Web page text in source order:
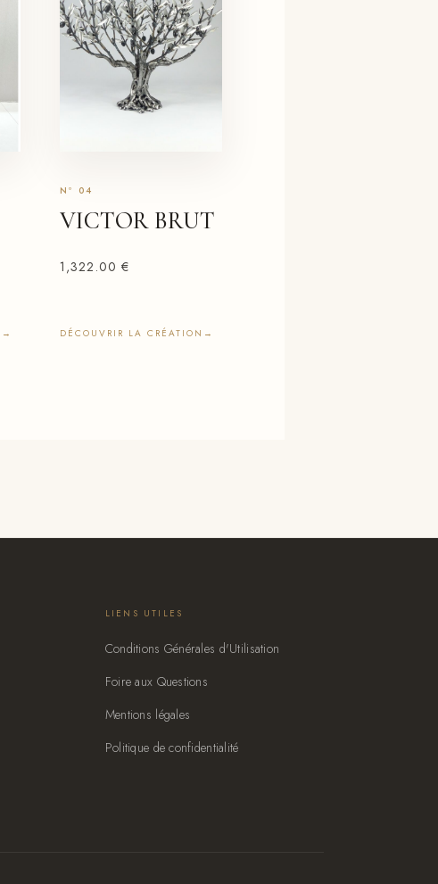
→
VICTOR BRUT
1,322.00€
DÉCOUVRIR LA CRÉATION →
LIENS UTILES
Conditions Générales d'Utilisation
Foire aux Questions
Mentions légales
Politique de confidentialité